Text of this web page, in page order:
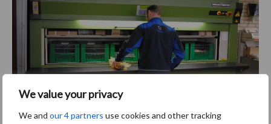
We value your privacy
We and our 4 partners use cookies and other tracking